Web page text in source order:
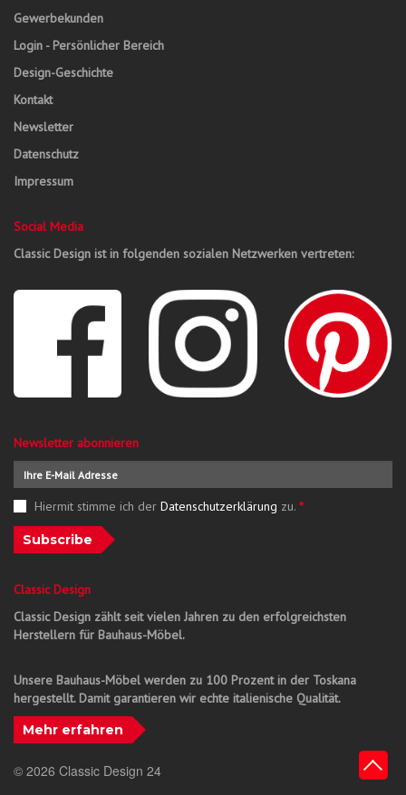
Gewerbekunden
Login - Persönlicher Bereich
Design-Geschichte
Kontakt
Newsletter
Datenschutz
Impressum
Social Media
Classic Design ist in folgenden sozialen Netzwerken vertreten:
Newsletter abonnieren
Hiermit stimme ich der Datenschutzerklärung zu. *
Subscribe
Classic Design
Classic Design zählt seit vielen Jahren zu den erfolgreichsten
Herstellern für Bauhaus-Möbel.
Unsere Bauhaus-Möbel werden zu 100 Prozent in der Toskana
hergestellt. Damit garantieren wir echte italienische Qualität.
Mehr erfahren
© 2026 Classic Design 24